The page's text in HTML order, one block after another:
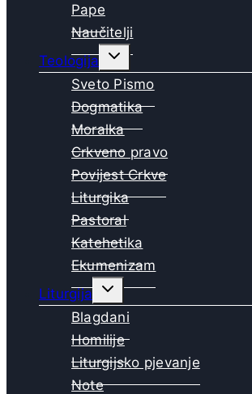
Pape
Naučitelji
Teologija
Toggle
child
menu
Sveto Pismo
Dogmatika
Moralka
Crkveno pravo
Povijest Crkve
Liturgika
Pastoral
Katehetika
Ekumenizam
Liturgija
Toggle
child
menu
Blagdani
Homilije
Liturgijsko pjevanje
Note